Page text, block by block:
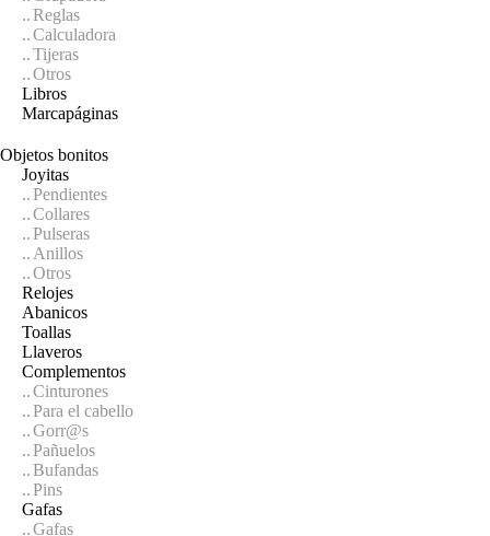
Reglas
Calculadora
Tijeras
Otros
Libros
Marcapáginas
Objetos bonitos
Joyitas
Pendientes
Collares
Pulseras
Anillos
Otros
Relojes
Abanicos
Toallas
Llaveros
Complementos
Cinturones
Para el cabello
Gorr@s
Pañuelos
Bufandas
Pins
Gafas
Gafas